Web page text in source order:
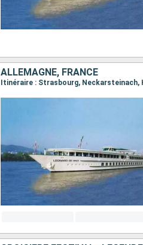
ALLEMAGNE, FRANCE
Itinéraire : Strasbourg, Neckarsteinach,